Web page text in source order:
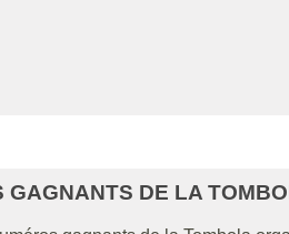
GAGNANTS DE LA